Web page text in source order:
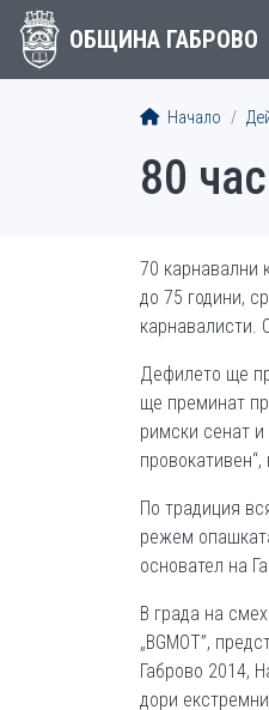
ОБЩИНА ГАБРОВО
Начало
80
70 карнавални
до 75 години,
карнавалисти.
Дефилето ще
ще преминат
римски сенат
По традиция
режем
основател на
В града на
„BGMOT”,
Габрово 2014,
дори